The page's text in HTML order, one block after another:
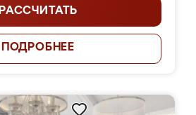
РАССЧИТАТЬ
ПОДРОБНЕЕ